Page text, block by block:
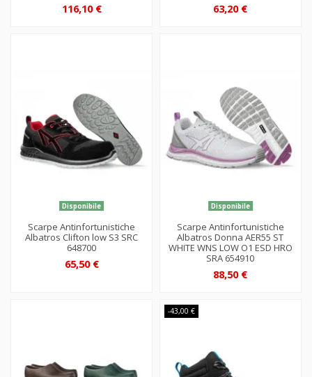
116,10 € 63,20 €
Disponibile
Scarpe Antinfortunistiche
Albatros Clifton low S3 SRC
648700
65,50 €
Disponibile
Scarpe Antinfortunistiche
Albatros Donna AER55 ST
WHITE WNS LOW O1 ESD HRO
SRA 654910
88,50 €
-43,00 €